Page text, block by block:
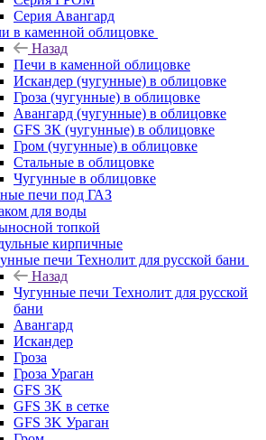
Серия Авангард
в каменной облицовке
Назад
Печи в каменной облицовке
Искандер (чугунные) в облицовке
Гроза (чугунные) в облицовке
Авангард (чугунные) в облицовке
GFS ЗК (чугунные) в облицовке
Гром (чугунные) в облицовке
Стальные в облицовке
Чугунные в облицовке
печи под ГАЗ
для воды
топкой
кирпичные
печи Технолит для русской бани
Назад
Чугунные печи Технолит для русской
бани
Авангард
Искандер
Гроза
Гроза Ураган
GFS 3K
GFS 3K в сетке
GFS 3K Ураган